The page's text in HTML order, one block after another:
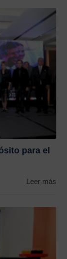
para el
Leer más